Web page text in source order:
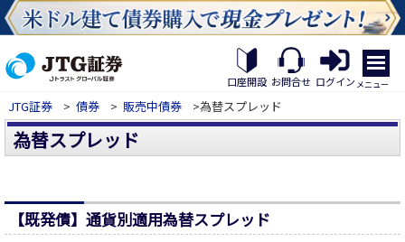
口座開設 お問合せ ログイン
繝｡
繝
九
繝
繧
�
メニュー
JTG証券 > 債券 > 販売中債券 >為替スプレッド
為替スプレッド
【既発債】通貨別適用為替スプレッド